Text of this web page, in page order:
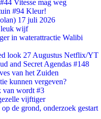
Vitesse mag weg
#94 Kleur!
17 juli 2026
leuk wijf
in waterattractie Walibi
look 27 Augustus Netflix/YT
and Secret Agendas #148
van het Zuiden
kunnen vergeven?
van wordt #3
vijftiger
de grond, onderzoek gestart